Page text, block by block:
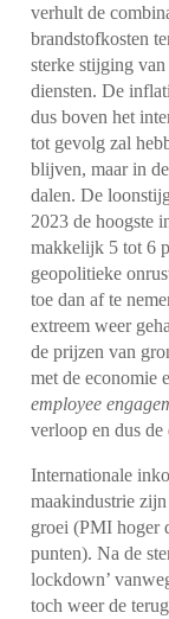
verhult de
brandstofkosten
sterke stijging
diensten. De
dus boven het
tot gevolg zal
blijven, maar in
dalen. De
2023 de hoogste
makkelijk 5 tot 6
geopolitieke
toe dan af te
extreem weer
de prijzen van
met de economie
employee
verloop en dus
Internationale
maakindustrie
groei (PMI hoger
punten). Na de
lockdown’
toch weer de